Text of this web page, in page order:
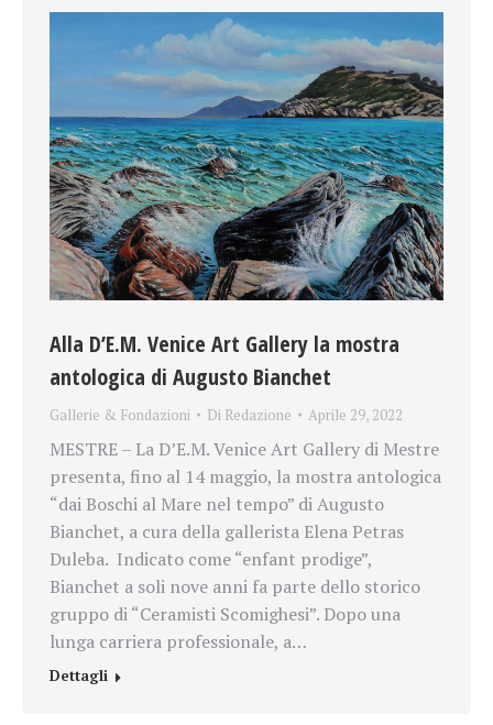
Alla D’E.M. Venice Art Gallery la mostra
antologica di Augusto Bianchet
Gallerie & Fondazioni Di Redazione Aprile 29, 2022
MESTRE – La D’E.M. Venice Art Gallery di Mestre
presenta, fino al 14 maggio, la mostra antologica
“dai Boschi al Mare nel tempo” di Augusto
Bianchet, a cura della gallerista Elena Petras
Duleba. Indicato come “enfant prodige”,
Bianchet a soli nove anni fa parte dello storico
gruppo di “Ceramisti Scomighesi”. Dopo una
lunga carriera professionale, a…
Dettagli